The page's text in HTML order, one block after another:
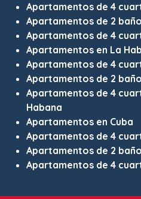
Apartamentos de 4
Apartamentos de 2
Apartamentos de 4
Apartamentos en La
Apartamentos de 4
Apartamentos de 2
Apartamentos de 4
Habana
Apartamentos en Cuba
Apartamentos de 4
Apartamentos de 2
Apartamentos de 4